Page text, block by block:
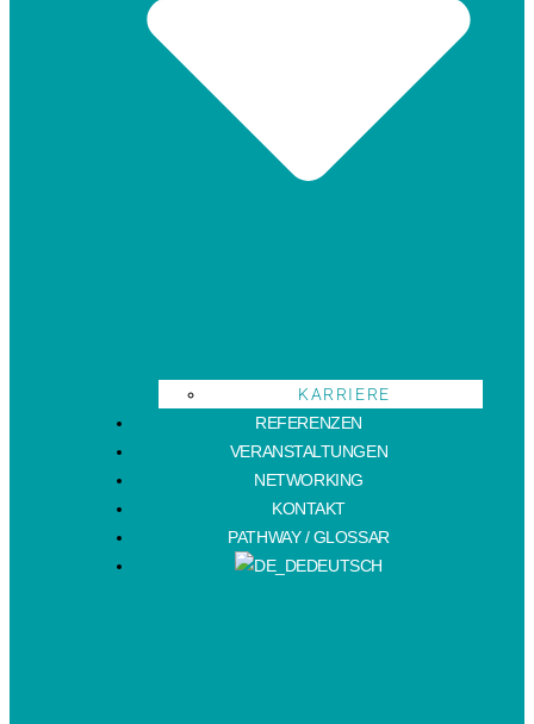
KARRIERE
REFERENZEN
VERANSTALTUNGEN
NETWORKING
KONTAKT
PATHWAY / GLOSSAR
DEUTSCH